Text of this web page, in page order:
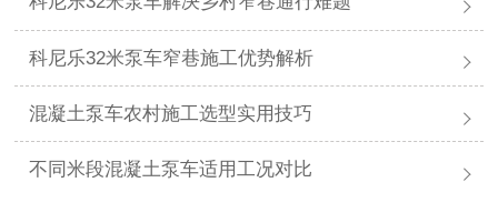
科尼乐32米泵车窄巷施工优势解析
混凝土泵车农村施工选型实用技巧
不同米段混凝土泵车适用工况对比